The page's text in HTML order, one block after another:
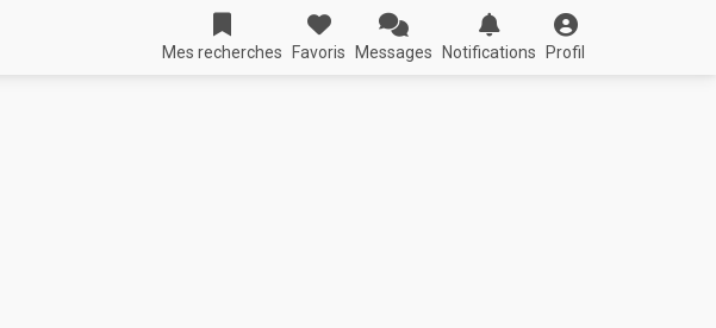
Mes recherches Favoris Messages Notifications Profil